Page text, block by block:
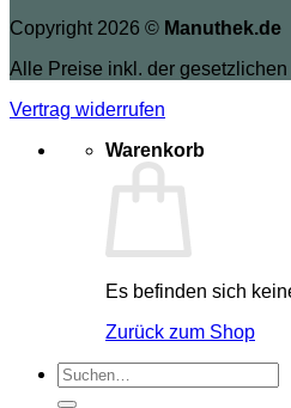
Copyright 2026 © Manuthek.de
Alle Preise inkl. der gesetzlichen
Vertrag widerrufen
Warenkorb
Es befinden sich
Zurück zum Shop
Suchen
nach: